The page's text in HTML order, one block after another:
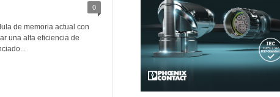
0
de memoria actual con
una alta eficiencia de